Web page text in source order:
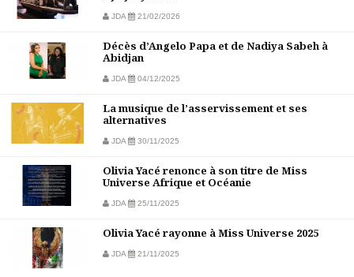
JDA 21/02/2026
Décès d’Angelo Papa et de Nadiya Sabeh à
Abidjan
JDA 04/12/2025
La musique de l’asservissement et ses
alternatives
JDA 30/11/2025
Olivia Yacé renonce à son titre de Miss
Universe Afrique et Océanie
JDA 25/11/2025
Olivia Yacé rayonne à Miss Universe 2025
JDA 21/11/2025